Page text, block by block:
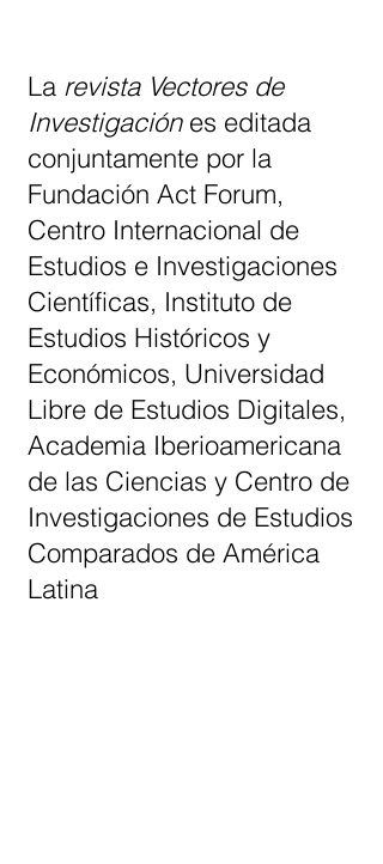
La revista Vectores de
Investigaciónes editada
conjuntamente por la
Fundación Act Forum,
Centro Internacional de
Estudios e Investigaciones
Científicas, Instituto de
Estudios Históricos y
Económicos, Universidad
Libre de Estudios Digitales,
Academia Iberioamericana
de las Ciencias y Centro de
Investigaciones de Estudios
Comparados de América
Latina